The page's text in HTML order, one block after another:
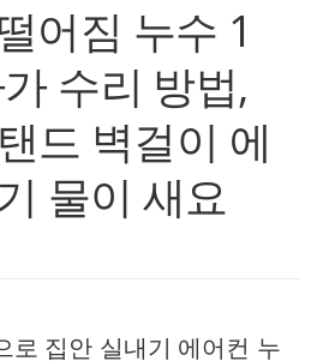
어짐 누수 1
수리 방법,
드 벽걸이 에
물이 새요
로 집안 실내기 에어컨 누